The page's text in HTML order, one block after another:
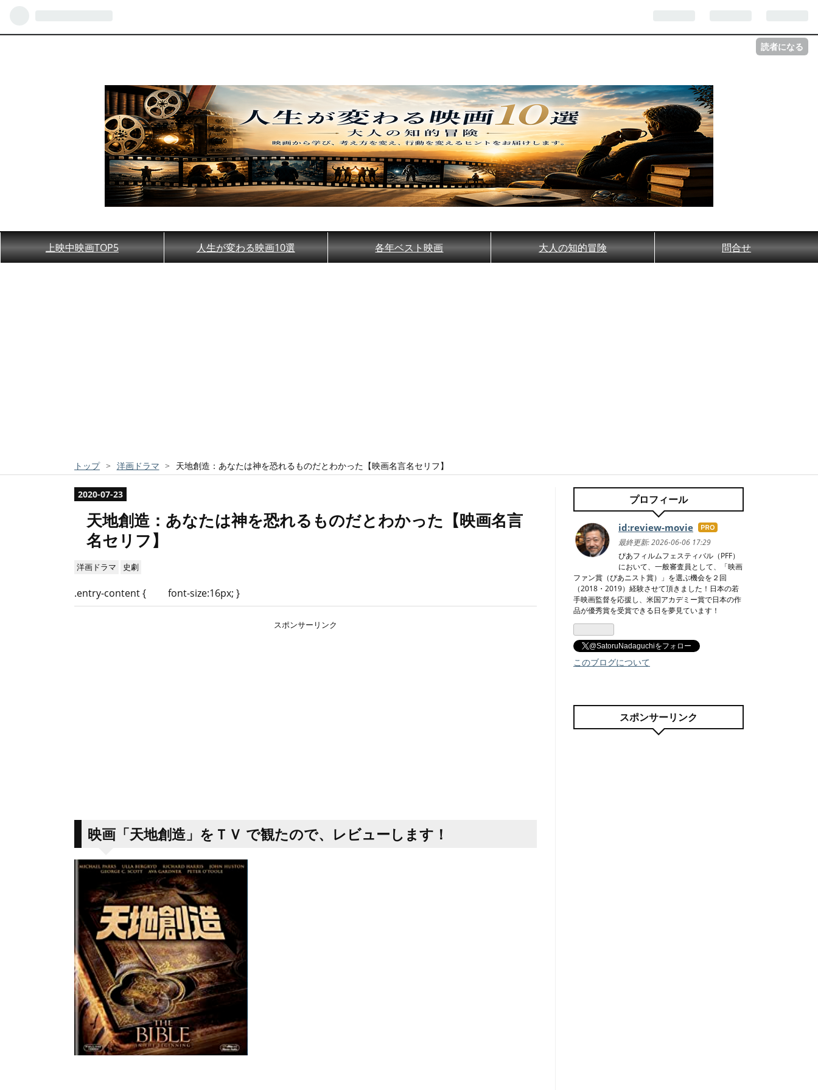
読者になる
上映中映画TOP5 人生が変わる映画10選 各年ベスト映画 大人の知的冒険 問合せ
トップ > 洋画ドラマ > 天地創造：あなたは神を恐れるものだとわかった【映画名言名セリフ】
2020-07-23
天地創造：あなたは神を恐れるものだとわかった【映画名言
名セリフ】
洋画ドラマ 史劇
.entry-content { font-size:16px; }
スポンサーリンク
映画「天地創造」をＴＶ で観たので、レビューします！
プロフィール
id:review-movie はて
なブ
ログ
Pro
最終更新:2026-06-06 17:29
ぴあフィルムフェスティバル（PFF）
において、一般審査員として、「映画
ファン賞（ぴあニスト賞）」を選ぶ機会を２回
（2018・2019）経験させて頂きました！日本の若
手映画監督を応援し、米国アカデミー賞で日本の作
品が優秀賞を受賞できる日を夢見ています！
@SatoruNadaguchiをフォロー
このブログについて
スポンサーリンク